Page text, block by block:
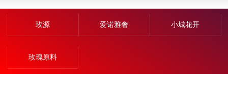
新闻中心
玫源 爱诺雅奢 小城花开
玫瑰原料